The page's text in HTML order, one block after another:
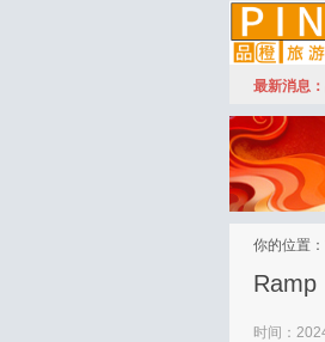
品橙旅游
最新消息：
你的位置：
Ramp
时间：